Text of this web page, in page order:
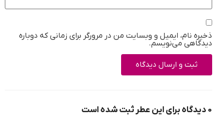
ذخیره نام، ایمیل و وبسایت من در مرورگر برای زمانی که دوباره
دیدگاهی می‌نویسم.
0 دیدگاه برای این عطر ثبت شده است